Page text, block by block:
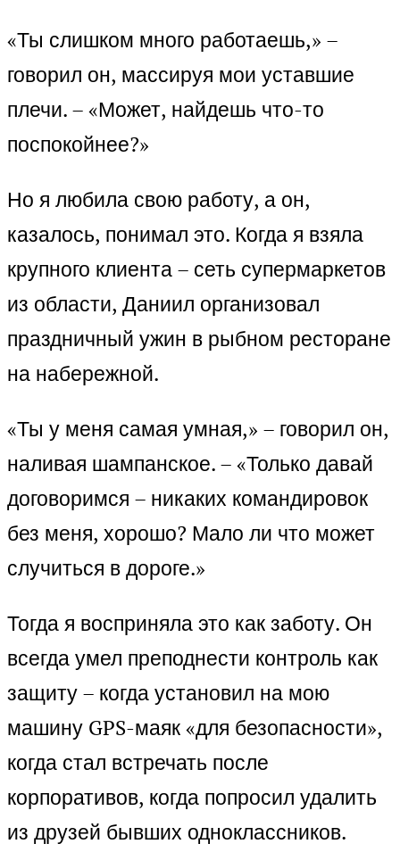
«Ты слишком много работаешь,» –
говорил он, массируя мои уставшие
плечи. – «Может, найдешь что-то
поспокойнее?»
Но я любила свою работу, а он,
казалось, понимал это. Когда я взяла
крупного клиента – сеть супермаркетов
из области, Даниил организовал
праздничный ужин в рыбном ресторане
на набережной.
«Ты у меня самая умная,» – говорил он,
наливая шампанское. – «Только давай
договоримся – никаких командировок
без меня, хорошо? Мало ли что может
случиться в дороге.»
Тогда я восприняла это как заботу. Он
всегда умел преподнести контроль как
защиту – когда установил на мою
машину GPS-маяк «для безопасности»,
когда стал встречать после
корпоративов, когда попросил удалить
из друзей бывших одноклассников.